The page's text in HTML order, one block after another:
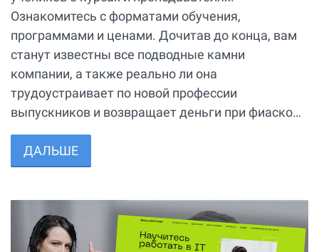
Ознакомитесь с форматами обучения,
программами и ценами. Дочитав до конца, вам
станут известны все подводные камни
компании, а также реально ли она
трудоустраивает по новой профессии
выпускников и возвращает деньги при фиаско…
ДАЛЬШЕ